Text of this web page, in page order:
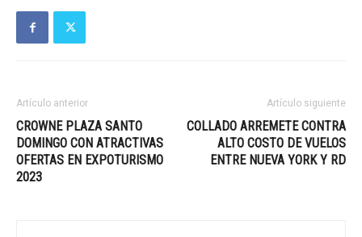
Artículo anterior
CROWNE PLAZA SANTO
DOMINGO CON ATRACTIVAS
OFERTAS EN EXPOTURISMO
2023
Artículo siguiente
COLLADO ARREMETE CONTRA
ALTO COSTO DE VUELOS
ENTRE NUEVA YORK Y RD